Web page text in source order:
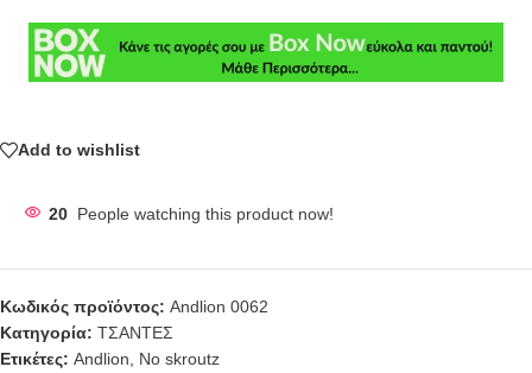
Add to wishlist
20 People watching this product now!
Κωδικός προϊόντος: Andlion 0062
Κατηγορία: ΤΣΑΝΤΕΣ
Ετικέτες: Andlion No skroutz